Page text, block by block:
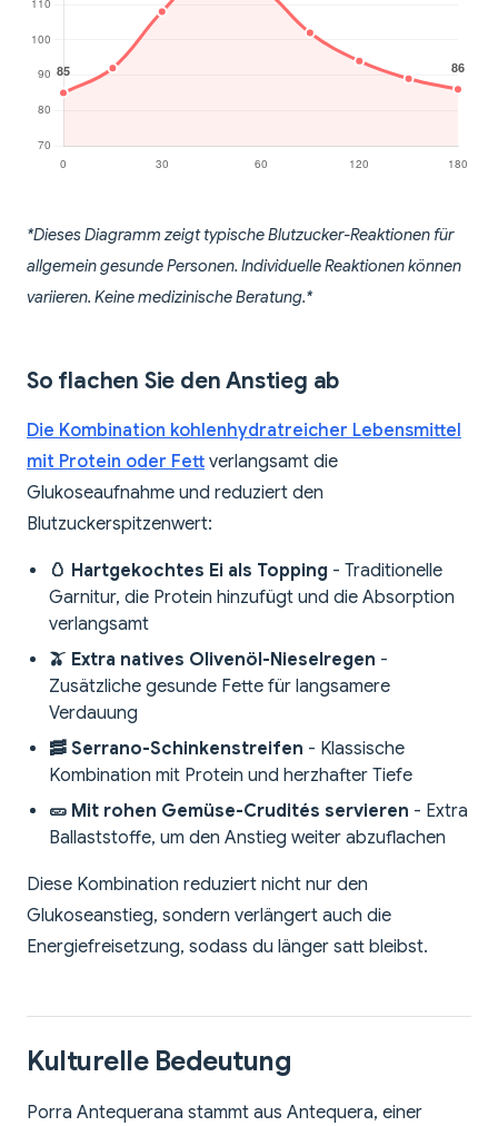
*Dieses Diagramm zeigt typische Blutzucker-Reaktionen für
allgemein gesunde Personen. Individuelle Reaktionen können
variieren. Keine medizinische Beratung.*
So flachen Sie den Anstieg ab
Die Kombination kohlenhydratreicher Lebensmittel
mit Protein oder Fett verlangsamt die
Glukoseaufnahme und reduziert den
Blutzuckerspitzenwert:
🥚 Hartgekochtes Ei als Topping - Traditionelle
Garnitur, die Protein hinzufügt und die Absorption
verlangsamt
🫒 Extra natives Olivenöl-Nieselregen -
Zusätzliche gesunde Fette für langsamere
Verdauung
🥓 Serrano-Schinkenstreifen - Klassische
Kombination mit Protein und herzhafter Tiefe
🥒 Mit rohen Gemüse-Crudités servieren - Extra
Ballaststoffe, um den Anstieg weiter abzuflachen
Diese Kombination reduziert nicht nur den
Glukoseanstieg, sondern verlängert auch die
Energiefreisetzung, sodass du länger satt bleibst.
Kulturelle Bedeutung
Porra Antequerana stammt aus Antequera, einer